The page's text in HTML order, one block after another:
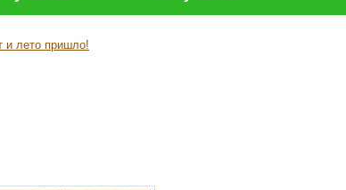
и лето пришло!